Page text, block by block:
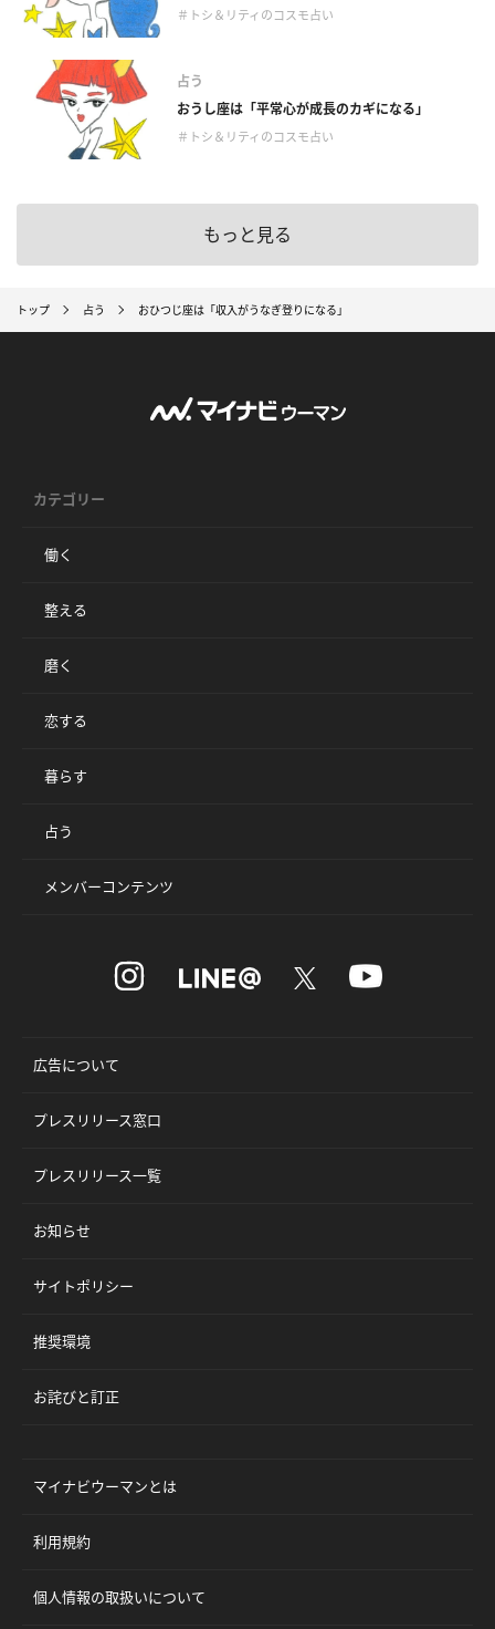
＃トシ＆リティのコスモ占い
占う
おうし座は「平常心が成長のカギになる」
＃トシ＆リティのコスモ占い
もっと見る
トップ 占う おひつじ座は「収入がうなぎ登りになる」
カテゴリー
働く
整える
磨く
恋する
暮らす
占う
メンバーコンテンツ
広告について
プレスリリース窓口
プレスリリース一覧
お知らせ
サイトポリシー
推奨環境
お詫びと訂正
マイナビウーマンとは
利用規約
個人情報の取扱いについて